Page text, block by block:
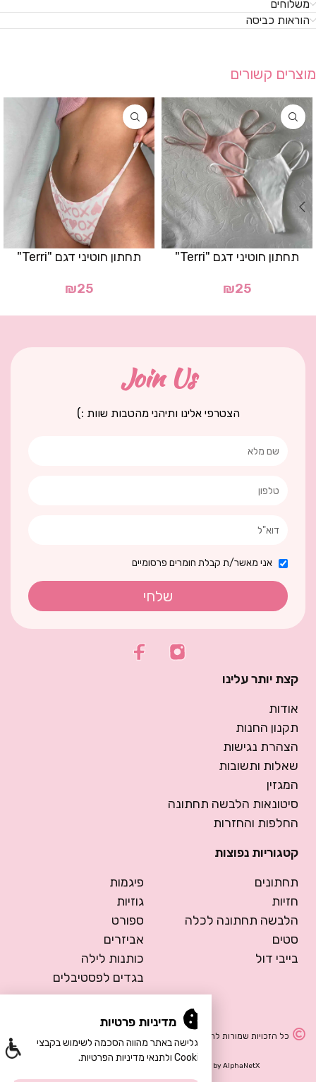
משלוחים
הוראות כביסה
מוצרים קשורים
תחתון חוטיני דגם "Terri"
₪25
תחתון חוטיני דגם "Terri"
₪25
Join Us
הצטרפי אלינו ותיהני מהטבות שוות :)
אני מאשר/ת קבלת חומרים פרסומיים
שלחי
קצת יותר עלינו
אודות
תקנון החנות
הצהרת נגישות
שאלות ותשובות
המגזין
סיטונאות הלבשה תחתונה
החלפות והחזרות
קטגוריות נפוצות
תחתונים
חזיות
הלבשה תחתונה לכלה
סטים
בייבי דול
פיגמות
גוזיות
ספורט
אביזרים
כותנות לילה
בגדים לפסטיבלים
כל הזכויות שמורות להרמוסה – הלבשה תחתונה
Development byAlphaNetX
מדיניות פרטיות
הגלישה באתר מהווה הסכמה לשימוש בקבצי
Cookie ולתנאי מדיניות הפרטיות.